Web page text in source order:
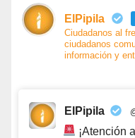
ElPipila
Ciudadanos al
ciudadanos
información y
ElPipila
¡Atención